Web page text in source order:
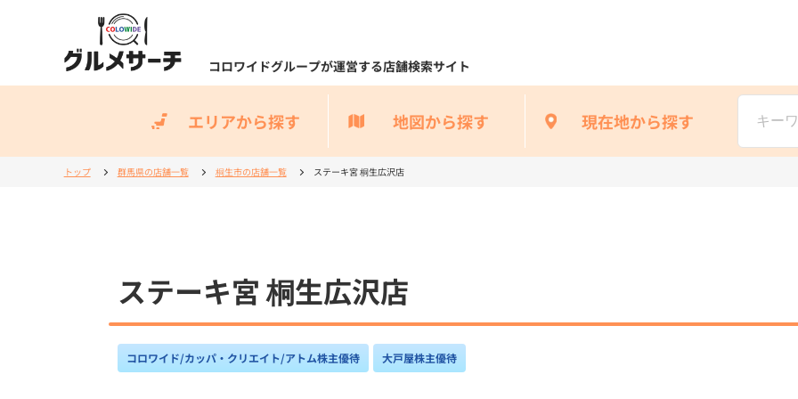
コロワイドグループが運営する店舗検索サイト
エリアから探す 地図から探す 現在地から探す
トップ 群馬県の店舗一覧 桐生市の店舗一覧 ステーキ宮 桐生広沢店
ステーキ宮 桐生広沢店
コロワイド/カッパ・クリエイト/アトム株主優待 大戸屋株主優待